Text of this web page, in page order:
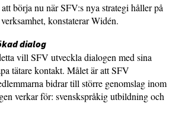
börja nu när SFV:s nya strategi håller på
konstaterar Widén.
dialog
vill SFV utveckla dialogen med sina
tätare kontakt. Målet är att SFV
bidrar till större genomslag inom
verkar för: svenskspråkig utbildning och